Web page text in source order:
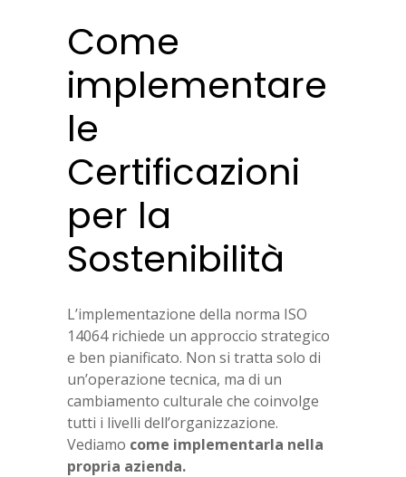
Come
implementare
le
Certificazioni
per la
Sostenibilità
L’implementazione della norma ISO
14064 richiede un approccio strategico
e ben pianificato. Non si tratta solo di
un’operazione tecnica, ma di un
cambiamento culturale che coinvolge
tutti i livelli dell’organizzazione.
Vediamo come implementarla nella
propria azienda.